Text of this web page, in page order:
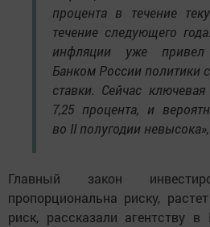
процента в течение
течение следующего
инфляции уже привел
Банком России политики
ставки. Сейчас ключевая
7,25 процента, и
во II полугодии
Главный закон
пропорциональна риску,
риск, рассказали агентству